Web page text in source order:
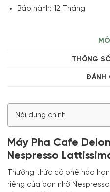
Bảo hành: 12 Tháng
THÔNG
ĐÁNH
Nội dung chính
Máy Pha Cafe
Nespresso
Thưởng thức cà phê hảo
riêng của bạn nhờ